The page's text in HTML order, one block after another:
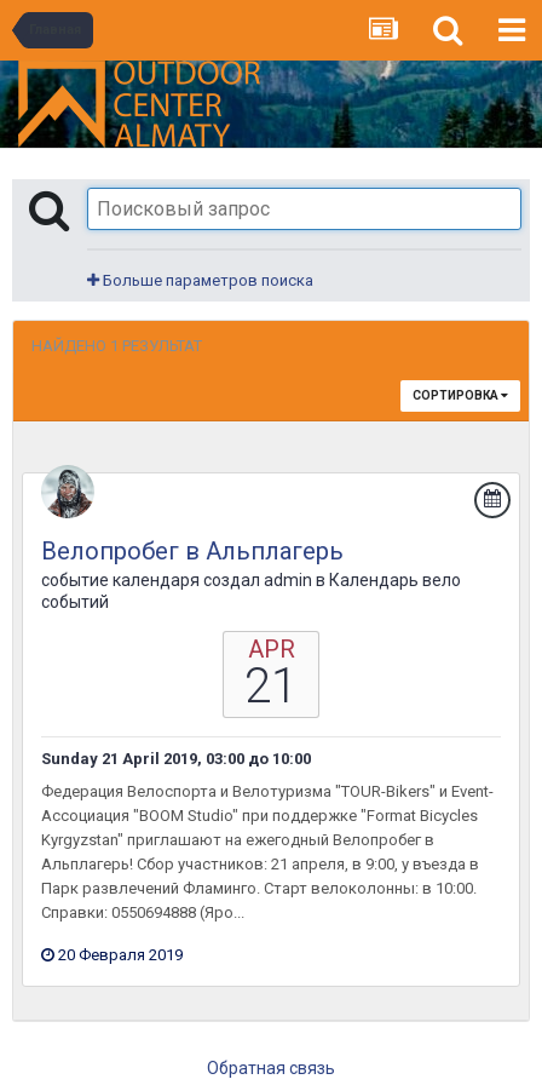
Больше параметров поиска
НАЙДЕНО 1 РЕЗУЛЬТАТ
СОРТИРОВКА
Велопробег в Альплагерь
событие календаря создал admin в Календарь вело
событий
APR
21
Sunday 21 April 2019, 03:00 до 10:00
Федерация Велоспорта и Велотуризма "TOUR-Bikers" и Event-
Ассоциация "BOOM Studio" при поддержке "Format Bicycles
Kyrgyzstan" приглашают на ежегодный Велопробег в
Альплагерь! Сбор участников: 21 апреля, в 9:00, у въезда в
Парк развлечений Фламинго. Старт велоколонны: в 10:00.
Справки: 0550694888 (Яро...
20 Февраля 2019
Обратная связь